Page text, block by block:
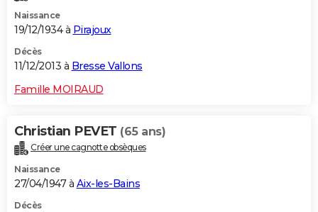
Naissance
19/12/1934 à Pirajoux
Décès
11/12/2013 à Bresse Vallons
Famille MOIRAUD
Christian PEVET (65 ans)
Créer une cagnotte obsèques
Naissance
27/04/1947 à Aix-les-Bains
Décès